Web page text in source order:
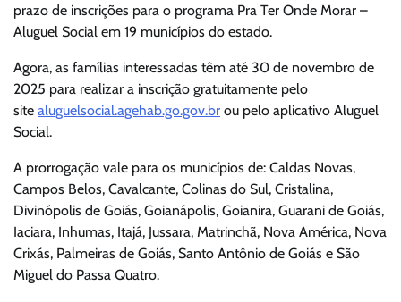
prazo de inscrições para o programa Pra Ter Onde Morar –
Aluguel Social em 19 municípios do estado.
Agora, as famílias interessadas têm até 30 de novembro de
2025 para realizar a inscrição gratuitamente pelo
site aluguelsocial.agehab.go.gov.br ou pelo aplicativo Aluguel
Social.
A prorrogação vale para os municípios de: Caldas Novas,
Campos Belos, Cavalcante, Colinas do Sul, Cristalina,
Divinópolis de Goiás, Goianápolis, Goianira, Guarani de Goiás,
Iaciara, Inhumas, Itajá, Jussara, Matrinchã, Nova América, Nova
Crixás, Palmeiras de Goiás, Santo Antônio de Goiás e São
Miguel do Passa Quatro.